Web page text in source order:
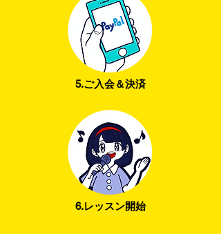
5.ご入会＆決済
6.レッスン開始